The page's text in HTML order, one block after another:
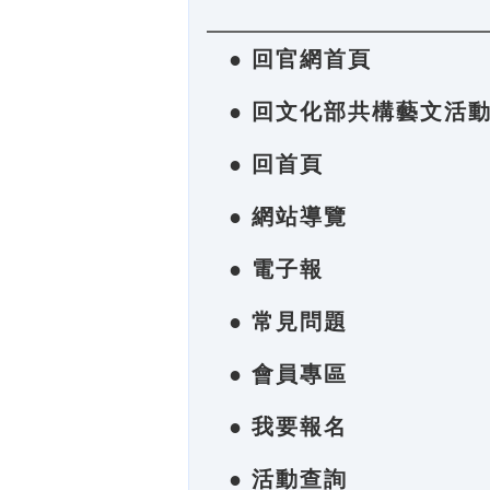
● 回官網首頁
● 回文化部共構藝文活
● 回首頁
● 網站導覽
● 電子報
● 常見問題
● 會員專區
● 我要報名
● 活動查詢